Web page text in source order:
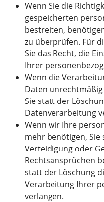
Wenn Sie die
gespeicherten
bestreiten,
zu überprüfen. Für
Sie das Recht, die
Ihrer
Wenn die
Daten
Sie statt der
Datenverarbeitung
Wenn wir Ihre
mehr benötigen, Sie
Verteidigung oder
Rechtsansprüchen
statt der Löschung
Verarbeitung Ihrer
verlangen.